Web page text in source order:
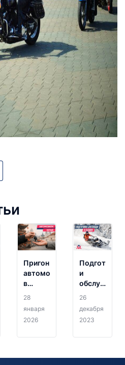
Пригон
автомобилей
в
Беларусь
Китая -
AVM
28
января
2026
Подготовка
и
снегохода
26
декабря
2023